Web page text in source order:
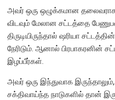
அவர் ஒரு ஒழுக்கமான
விடவும் மேலான சட்டத்தை
திருடியிருந்தால் ஷரியா
நேரிடும். ஆனால் பிரபாகரனின்
இழப்பீர்கள்.
அவர் ஒரு இந்துவாக
சக்திவாய்ந்த நாடுகளில் தான்